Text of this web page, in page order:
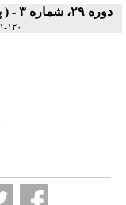
دوره ۲۹، شماره ۳ - ( پاییز ۱۴۰۳ )
۱۲۰-۹۱